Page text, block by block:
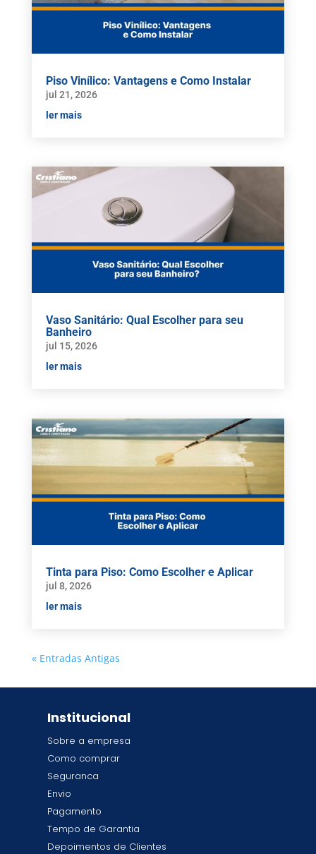
Piso Vinílico: Vantagens e Como Instalar
jul 21, 2026
ler mais
Vaso Sanitário: Qual Escolher para seu
Banheiro
jul 15, 2026
ler mais
Tinta para Piso: Como Escolher e Aplicar
jul 8, 2026
ler mais
« Entradas Antigas
Institucional
Sobre a empresa
Como comprar
Seguranca
Envio
Pagamento
Tempo de Garantia
Depoimentos de Clientes